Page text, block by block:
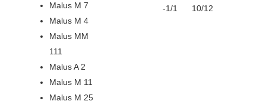
Malus M 7
Malus M 4
Malus MM
111
Malus A 2
Malus M 11
Malus M 25
-1/1 10/12